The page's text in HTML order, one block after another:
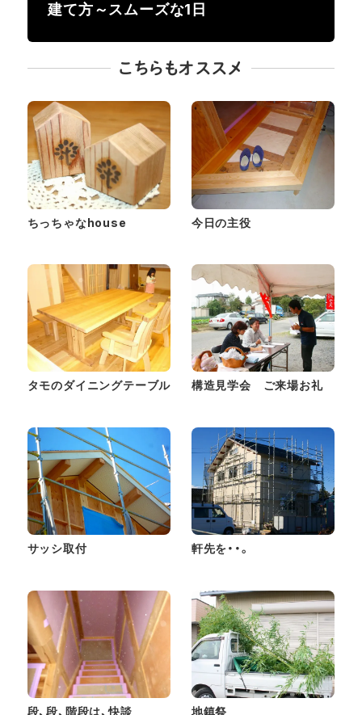
建て方～スムーズな1日
こちらもオススメ
ちっちゃなhouse 今日の主役
タモのダイニングテーブル 構造見学会 ご来場お礼
サッシ取付 軒先を・・。
段、段、階段は、快談 地鎮祭